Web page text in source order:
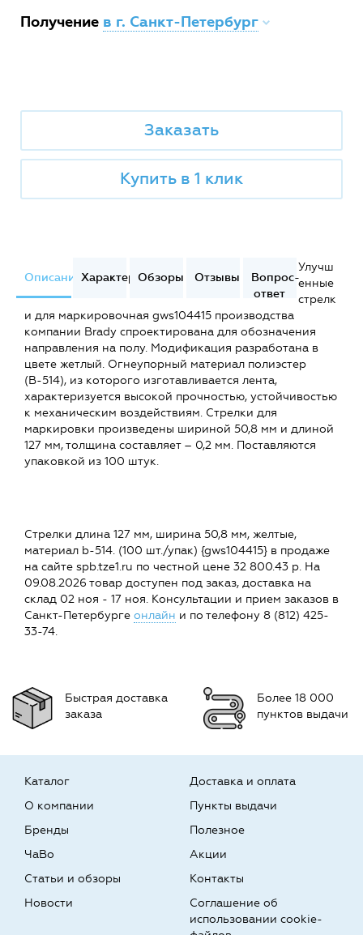
Получение в г. Санкт-Петербург
Заказать
Купить в 1 клик
ОписаниеХарактеристики
Обзоры Отзывы
Вопрос-
ответ
Улучш
енные
стрелк
и для маркировочная gws104415 производства
компании Brady спроектирована для обозначения
направления на полу. Модификация разработана в
цвете жетлый. Огнеупорный материал полиэстер
(В-514), из которого изготавливается лента,
характеризуется высокой прочностью, устойчивостью
к механическим воздействиям. Стрелки для
маркировки произведены шириной 50,8 мм и длиной
127 мм, толщина составляет – 0,2 мм. Поставляются
упаковкой из 100 штук.
Стрелки длина 127 мм, ширина 50,8 мм, желтые,
материал b-514. (100 шт./упак) {gws104415} в продаже
на сайте spb.tze1.ru по честной цене 32 800.43 р. На
09.08.2026 товар доступен под заказ, доставка на
склад 02 ноя - 17 ноя. Консультации и прием заказов в
Санкт-Петербурге онлайн и по телефону 8 (812) 425-
33-74.
Быстрая доставка
заказа
Более 18 000
пунктов выдачи
Каталог
О компании
Бренды
Доставка и оплата
Пункты выдачи
Полезное
ЧаВо
Статьи и обзоры
Новости
Акции
Контакты
Соглашение об
использовании cookie-